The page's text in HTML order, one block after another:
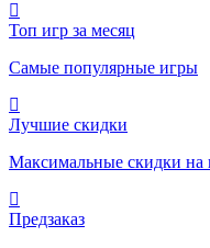
Топ игр за месяц
Самые популярные игры
Лучшие скидки
Максимальные скидки на
Предзаказ